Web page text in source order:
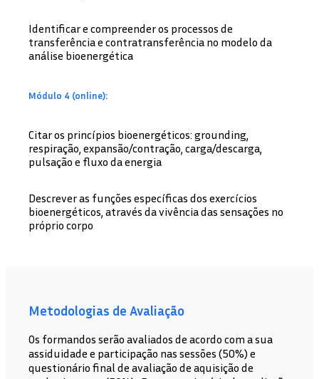
Identificar e compreender os processos de
transferência e contratransferência no modelo da
análise bioenergética
Módulo 4 (online):
Citar os princípios bioenergéticos: grounding,
respiração, expansão/contração, carga/descarga,
pulsação e fluxo da energia
Descrever as funções específicas dos exercícios
bioenergéticos, através da vivência das sensações no
próprio corpo
Metodologias de Avaliação
Os formandos serão avaliados de acordo com a sua
assiduidade e participação nas sessões (50%) e
questionário final de avaliação de aquisição de